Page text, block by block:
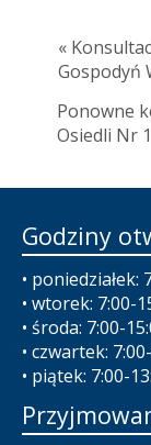
«
Gospodyń
Ponowne
Osiedli Nr
Godziny
• poniedziałek:
• wtorek: 7:00-
• środa: 7:00-
• czwartek:
• piątek: 7:00-